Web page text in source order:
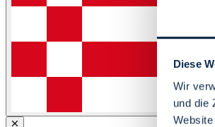
Diese
Wir
und die